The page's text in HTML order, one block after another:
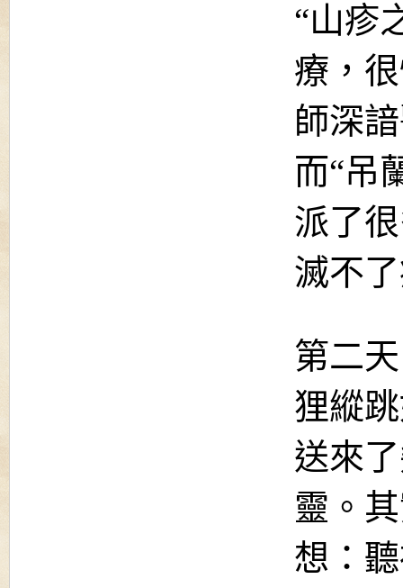
“山疹
療，
師深
而“吊
派了
滅不
第二
狸縱
送來
靈。
想：